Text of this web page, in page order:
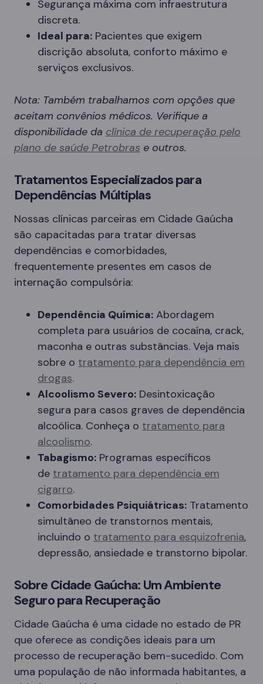
Segurança máxima com infraestrutura
discreta.
Ideal para: Pacientes que exigem
discrição absoluta, conforto máximo e
serviços exclusivos.
Nota: Também trabalhamos com opções que
aceitam convênios médicos. Verifique a
disponibilidade da clínica de recuperação pelo
plano de saúde Petrobras e outros.
Tratamentos Especializados para
Dependências Múltiplas
Nossas clínicas parceiras em Cidade Gaúcha
são capacitadas para tratar diversas
dependências e comorbidades,
frequentemente presentes em casos de
internação compulsória:
Dependência Química: Abordagem
completa para usuários de cocaína, crack,
maconha e outras substâncias. Veja mais
sobre o tratamento para dependência em
drogas.
Alcoolismo Severo: Desintoxicação
segura para casos graves de dependência
alcoólica. Conheça o tratamento para
alcoolismo.
Tabagismo: Programas específicos
de tratamento para dependência em
cigarro.
Comorbidades Psiquiátricas: Tratamento
simultâneo de transtornos mentais,
incluindo o tratamento para esquizofrenia,
depressão, ansiedade e transtorno bipolar.
Sobre Cidade Gaúcha: Um Ambiente
Seguro para Recuperação
Cidade Gaúcha é uma cidade no estado de PR
que oferece as condições ideais para um
processo de recuperação bem-sucedido. Com
uma população de não informada habitantes, a